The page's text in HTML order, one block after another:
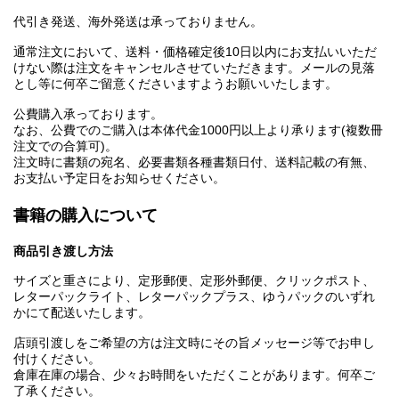
代引き発送、海外発送は承っておりません。
通常注文において、送料・価格確定後10日以内にお支払いいただ
けない際は注文をキャンセルさせていただきます。メールの見落
とし等に何卒ご留意くださいますようお願いいたします。
公費購入承っております。
なお、公費でのご購入は本体代金1000円以上より承ります(複数冊
注文での合算可)。
注文時に書類の宛名、必要書類各種書類日付、送料記載の有無、
お支払い予定日をお知らせください。
書籍の購入について
商品引き渡し方法
サイズと重さにより、定形郵便、定形外郵便、クリックポスト、
レターパックライト、レターパックプラス、ゆうパックのいずれ
かにて配送いたします。
店頭引渡しをご希望の方は注文時にその旨メッセージ等でお申し
付けください。
倉庫在庫の場合、少々お時間をいただくことがあります。何卒ご
了承ください。